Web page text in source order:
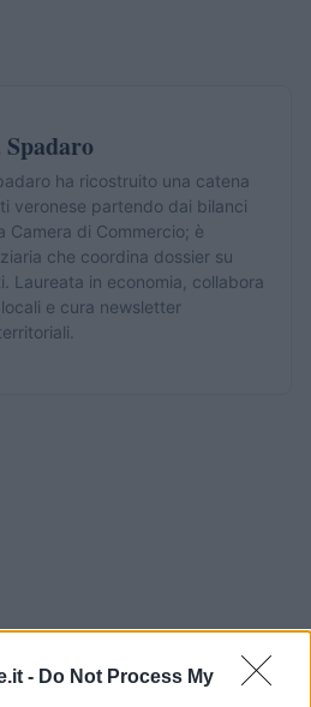
- Do Not Process My
Spadaro
ha ricostruito una catena
veronese partendo dai bilanci
Camera di Commercio; è
che coordina dossier su
Laureata in economia, collabora
e cura newsletter